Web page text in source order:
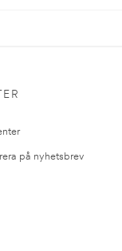
på nyhetsbrev